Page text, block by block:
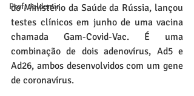
Prof. Jaldemir
do Ministério da Saúde da Rússia, lançou
testes clínicos em junho de uma vacina
chamada Gam-Covid-Vac. É uma
combinação de dois adenovírus, Ad5 e
Ad26, ambos desenvolvidos com um gene
de coronavírus.